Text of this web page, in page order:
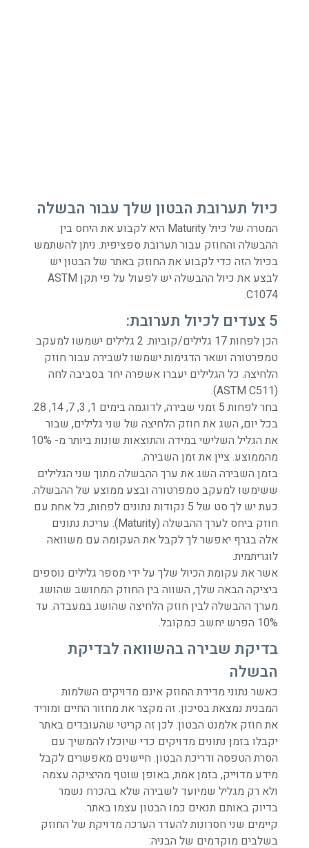
כיול תערובת הבטון שלך עבור הבשלה
המטרה של כיול Maturity היא לקבוע את היחס בין
ההבשלה והחוזק עבור תערובת ספציפית. ניתן להשתמש
בכיול הזה כדי לקבוע את החוזק באתר של הבטון יש
לבצע את כיול ההבשלה יש לפעול על פי תקן ASTM
C1074.
5 צעדים לכיול תערובת:
הכן לפחות 17 גלילים/קוביות. 2 גלילים ישמשו למעקב
טמפרטורה ושאר הדגימות ישמשו לשבירה עבור חוזק
הלחיצה. כל הגלילים יעברו אשפרה יחד בסביבה לחה
(ASTM C511).
בחר לפחות 5 זמני שבירה, לדוגמה בימים 1, 3, 7, 14, 28.
בכל יום, השג את חוזק הלחיצה של שני גלילים, שבור
את הגליל השלישי במידה והתוצאות שונות ביותר מ- 10%
מהממוצע. ציין את זמן השבירה.
בזמן השבירה השג את ערך ההבשלה מתוך שני הגלילים
ששימשו למעקב טמפרטורה ובצע ממוצע של ההבשלה.
כעת יש לך סט של 5 נקודות נתונים לפחות, כל אחת עם
חוזק ביחס לערך ההבשלה (Maturity). עריכת נתונים
אלה בגרף יאפשר לך לקבל את העקומה עם משוואה
לוגריתמית.
אשר את עקומת הכיול שלך על ידי מספר גלילים נוספים
ביציקה הבאה שלך, השווה בין החוזק המחושב שהושג
מערך ההבשלה לבין חוזק הלחיצה שהושג במעבדה. עד
10% הפרש יחשב כמקובל.
בדיקת שבירה בהשוואה לבדיקת
הבשלה
כאשר נתוני מדידת החוזק אינם מדויקים השלמות
המבנית נמצאת בסיכון. זה מקצר את מחזור החיים ומוריד
את חוזק אלמנט הבטון. לכן זה קריטי שהעובדים באתר
יקבלו בזמן נתונים מדויקים כדי שיוכלו להמשיך עם
הסרת הטפסה ודריכת הבטון. חיישנים מאפשרים לקבל
מידע מדוייק, בזמן אמת, באופן שוטף מהיציקה עצמה
ולא רק מגליל שמיועד לשבירה שלא בהכרח נשמר
בדיוק באותם תנאים כמו הבטון עצמו באתר.
קיימים שני חסרונות להעדר הערכה מדויקת של החוזק
בשלבים מוקדמים של הבניה: